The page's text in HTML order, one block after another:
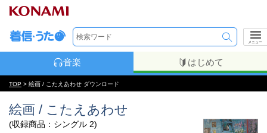
メニュー
音楽 はじめて
TOP > 絵画 / こたえあわせ ダウンロード
絵画 / こたえあわせ
(収録商品：シングル 2)